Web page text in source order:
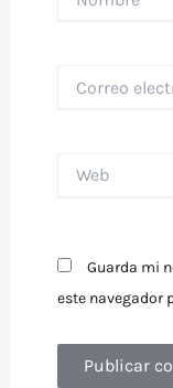
electrónico*
Guarda mi
este navegador